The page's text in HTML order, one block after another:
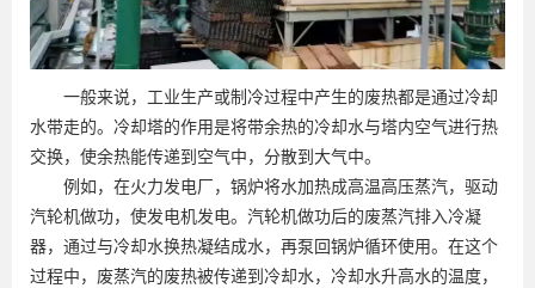
一般来说，工业生产或制冷过程中产生的废热都是通过冷却
水带走的。冷却塔的作用是将带余热的冷却水与塔内空气进行热
交换，使余热能传递到空气中，分散到大气中。
例如，在火力发电厂，锅炉将水加热成高温高压蒸汽，驱动
汽轮机做功，使发电机发电。汽轮机做功后的废蒸汽排入冷凝
器，通过与冷却水换热凝结成水，再泵回锅炉循环使用。在这个
过程中，废蒸汽的废热被传递到冷却水，冷却水升高水的温度，